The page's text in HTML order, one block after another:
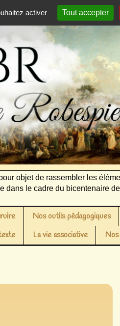
activer
Tout accepter
objet de rassembler les
dans le cadre du bicentenaire
Nos outils pédagogiques
La vie associative